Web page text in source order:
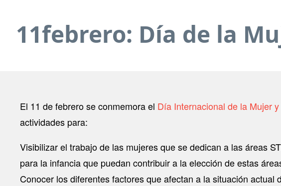
11febrero: Día de la
El 11 de febrero se conmemora el Día Internacional de la Mujer
actividades para:
Visibilizar el trabajo de las mujeres que se dedican a las áreas
para la infancia que puedan contribuir a la elección de estas
Conocer los diferentes factores que afectan a la situación